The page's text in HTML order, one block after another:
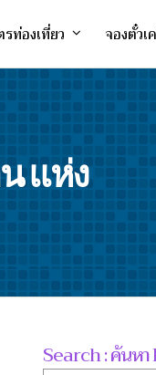
ท่องเที่ยว จองตั๋วเ
แห่ง
Search : ค้นห